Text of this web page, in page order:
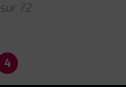
sur 72
4